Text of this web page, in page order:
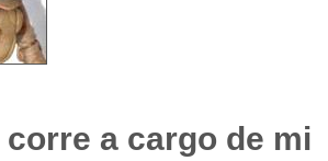
corre a cargo de mi